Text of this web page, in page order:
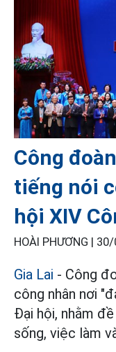
Công
tiếng nói
hội XIV
HOÀI PHƯƠNG | 30/
Gia Lai - Công
công nhân nơi
Đại hội, nhằm
sống, việc làm